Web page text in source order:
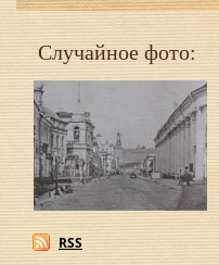
Случайное фото:
RSS